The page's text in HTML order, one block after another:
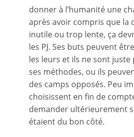
donner à l’humanité une
après avoir compris que la
inutile ou trop lente, ça
les PJ. Ses buts peuvent
les leurs et ils ne sont juste
ses méthodes, ou ils
des camps opposés. Peu
choisissent en fin de
demander ultérieurement
étaient du bon côté.